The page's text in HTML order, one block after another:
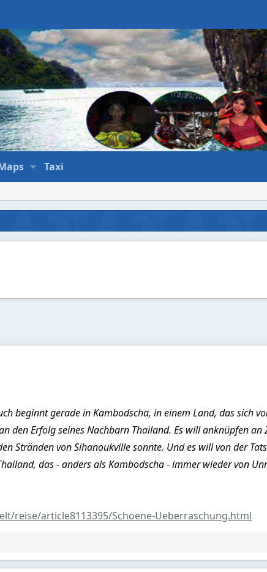
Taxi
beginnt gerade in Kambodscha, in einem Land, das sich
den Erfolg seines Nachbarn Thailand. Es will anknüpfen
Stränden von Sihanoukville sonnte. Und es will von der
das - anders als Kambodscha - immer wieder von
reise/article8113395/Schoene-Ueberraschung.html